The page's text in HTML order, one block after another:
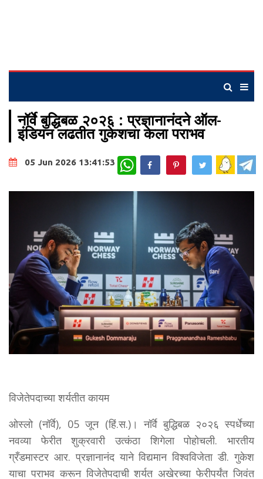
नॉर्वे बुद्धिबळ २०२६ : प्रज्ञानानंदने ऑल-
इंडियन लढतीत गुकेशचा केला पराभव
05 Jun 2026 13:41:53 WhatsApp
विजेतेपदाच्या शर्यतीत कायम
ओस्लो (नॉर्वे), 05 जून (हिं.स.)। नॉर्वे बुद्धिबळ २०२६ स्पर्धेच्या
नवव्या फेरीत शुक्रवारी उत्कंठा शिगेला पोहोचली. भारतीय
ग्रँडमास्टर आर. प्रज्ञानानंद याने विद्यमान विश्वविजेता डी. गुकेश
याचा पराभव करून विजेतेपदाची शर्यत अखेरच्या फेरीपर्यंत जिवंत